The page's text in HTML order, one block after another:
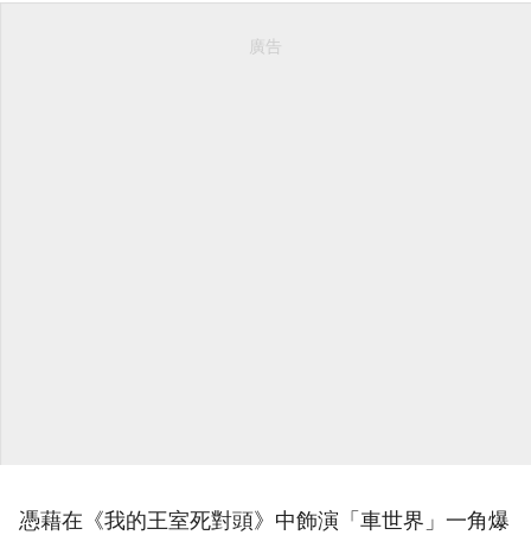
廣告
憑藉在《我的王室死對頭》中飾演「車世界」一角爆